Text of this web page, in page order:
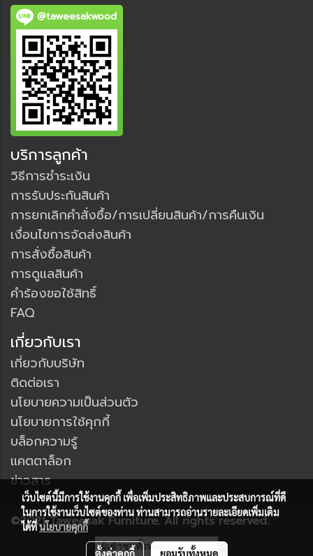
@taweesakwood
บริการลูกค้า
วิธีการชำระเงิน
การรับประกันสินค้า
การยกเลิกคำสั่งซื้อ/การเปลี่ยนสินค้า/การคืนเงิน
เงื่อนไขการจัดส่งสินค้า
การสั่งซื้อสินค้า
การดูแลสินค้า
คำร้องขอใช้สิทธิ์
FAQ
เกี่ยวกับเรา
เกี่ยวกับบริษัท
ติดต่อเรา
นโยบายความเป็นส่วนตัว
นโยบายการใช้คุกกี้
บล็อกความรู้
แคตตาล็อก
ข่าวสาร
©2021 Taweesak Furniture. All rights reserved.
ผู้เข้าชมวันนี้ 6,147
เว็บไซต์นี้มีการใช้งานคุกกี้ เพื่อเพิ่มประสิทธิภาพและประสบการณ์ที่ดี
ในการใช้งานเว็บไซต์ของท่าน ท่านสามารถอ่านรายละเอียดเพิ่มเติม
ได้ที่นโยบายคุกกี้
ตั้งค่าคุกกี้ ยอมรับทั้งหมด